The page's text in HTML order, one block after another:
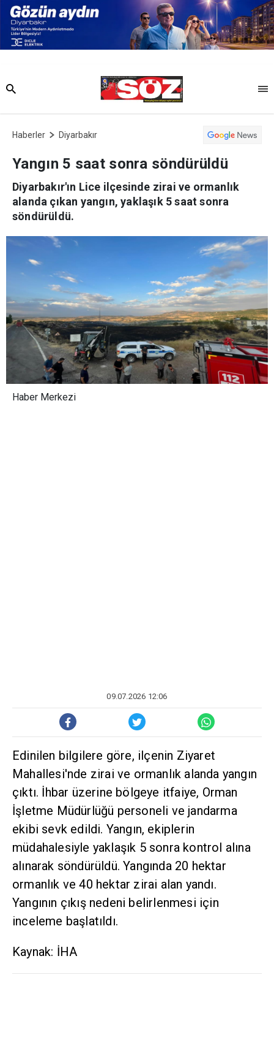
Haberler Diyarbakır
Yangın 5 saat sonra söndürüldü
Diyarbakır'ın Lice ilçesinde zirai ve ormanlık
alanda çıkan yangın, yaklaşık 5 saat sonra
söndürüldü.
Haber Merkezi
09.07.2026 12:06
Edinilen bilgilere göre, ilçenin Ziyaret
Mahallesi'nde zirai ve ormanlık alanda yangın
çıktı. İhbar üzerine bölgeye itfaiye, Orman
İşletme Müdürlüğü personeli ve jandarma
ekibi sevk edildi. Yangın, ekiplerin
müdahalesiyle yaklaşık 5 sonra kontrol alına
alınarak söndürüldü. Yangında 20 hektar
ormanlık ve 40 hektar zirai alan yandı.
Yangının çıkış nedeni belirlenmesi için
inceleme başlatıldı.
Kaynak: İHA